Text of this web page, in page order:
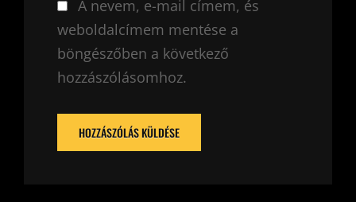
A nevem, e-mail címem, és
weboldalcímem mentése a
böngészőben a következő
hozzászólásomhoz.